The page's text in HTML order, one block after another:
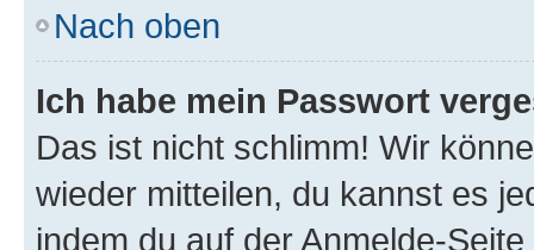
Nach oben
Ich habe mein Passwort
Das ist nicht schlimm! Wir
wieder mitteilen, du kannst es
indem du auf der Anmelde-